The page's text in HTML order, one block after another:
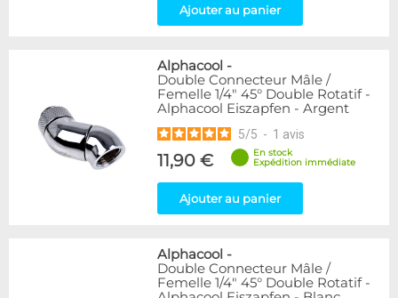
Ajouter au panier
Alphacool -
Double Connecteur Mâle /
Femelle 1/4" 45° Double Rotatif -
Alphacool Eiszapfen - Argent
5/5 - 1 avis
11,90 €
En stock
Expédition immédiate
Ajouter au panier
Alphacool -
Double Connecteur Mâle /
Femelle 1/4" 45° Double Rotatif -